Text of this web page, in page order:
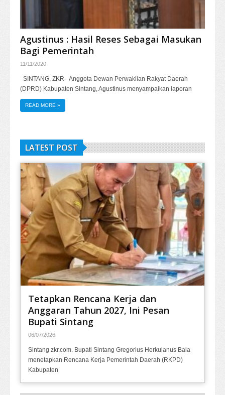
Agustinus : Hasil Reses Sebagai Masukan
Bagi Pemerintah
11/11/2020
SINTANG, ZKR- Anggota Dewan Perwakilan Rakyat Daerah
(DPRD) Kabupaten Sintang, Agustinus menyampaikan laporan
READ MORE »
LATEST POST
Tetapkan Rencana Kerja dan
Anggaran Tahun 2027, Ini Pesan
Bupati Sintang
06/07/2026
Sintang zkr.com. Bupati Sintang Gregorius Herkulanus Bala
menetapkan Rencana Kerja Pemerintah Daerah (RKPD)
Kabupaten